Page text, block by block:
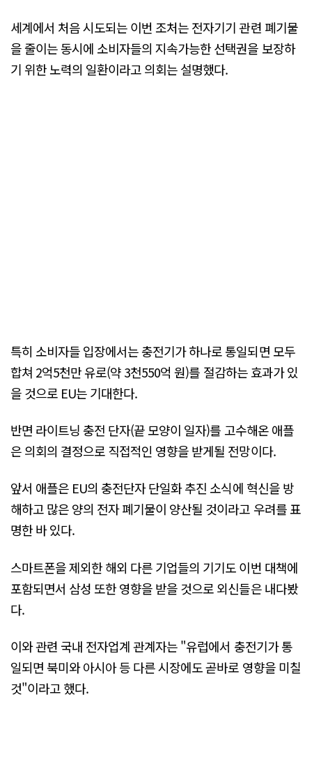
세계에서 처음 시도되는 이번 조처는 전자기기 관련 폐기물
을 줄이는 동시에 소비자들의 지속가능한 선택권을 보장하
기 위한 노력의 일환이라고 의회는 설명했다.
특히 소비자들 입장에서는 충전기가 하나로 통일되면 모두
합쳐 2억5천만 유로(약 3천550억 원)를 절감하는 효과가 있
을 것으로 EU는 기대한다.
반면 라이트닝 충전 단자(끝 모양이 일자)를 고수해온 애플
은 의회의 결정으로 직접적인 영향을 받게될 전망이다.
앞서 애플은 EU의 충전단자 단일화 추진 소식에 혁신을 방
해하고 많은 양의 전자 폐기물이 양산될 것이라고 우려를 표
명한 바 있다.
스마트폰을 제외한 해외 다른 기업들의 기기도 이번 대책에
포함되면서 삼성 또한 영향을 받을 것으로 외신들은 내다봤
다.
이와 관련 국내 전자업계 관계자는 "유럽에서 충전기가 통
일되면 북미와 아시아 등 다른 시장에도 곧바로 영향을 미칠
것"이라고 했다.